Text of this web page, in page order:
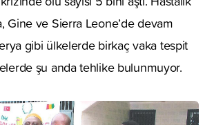
Gine ve Sierra Leone’de devam
gibi ülkelerde birkaç vaka tespit
şu anda tehlike bulunmuyor.